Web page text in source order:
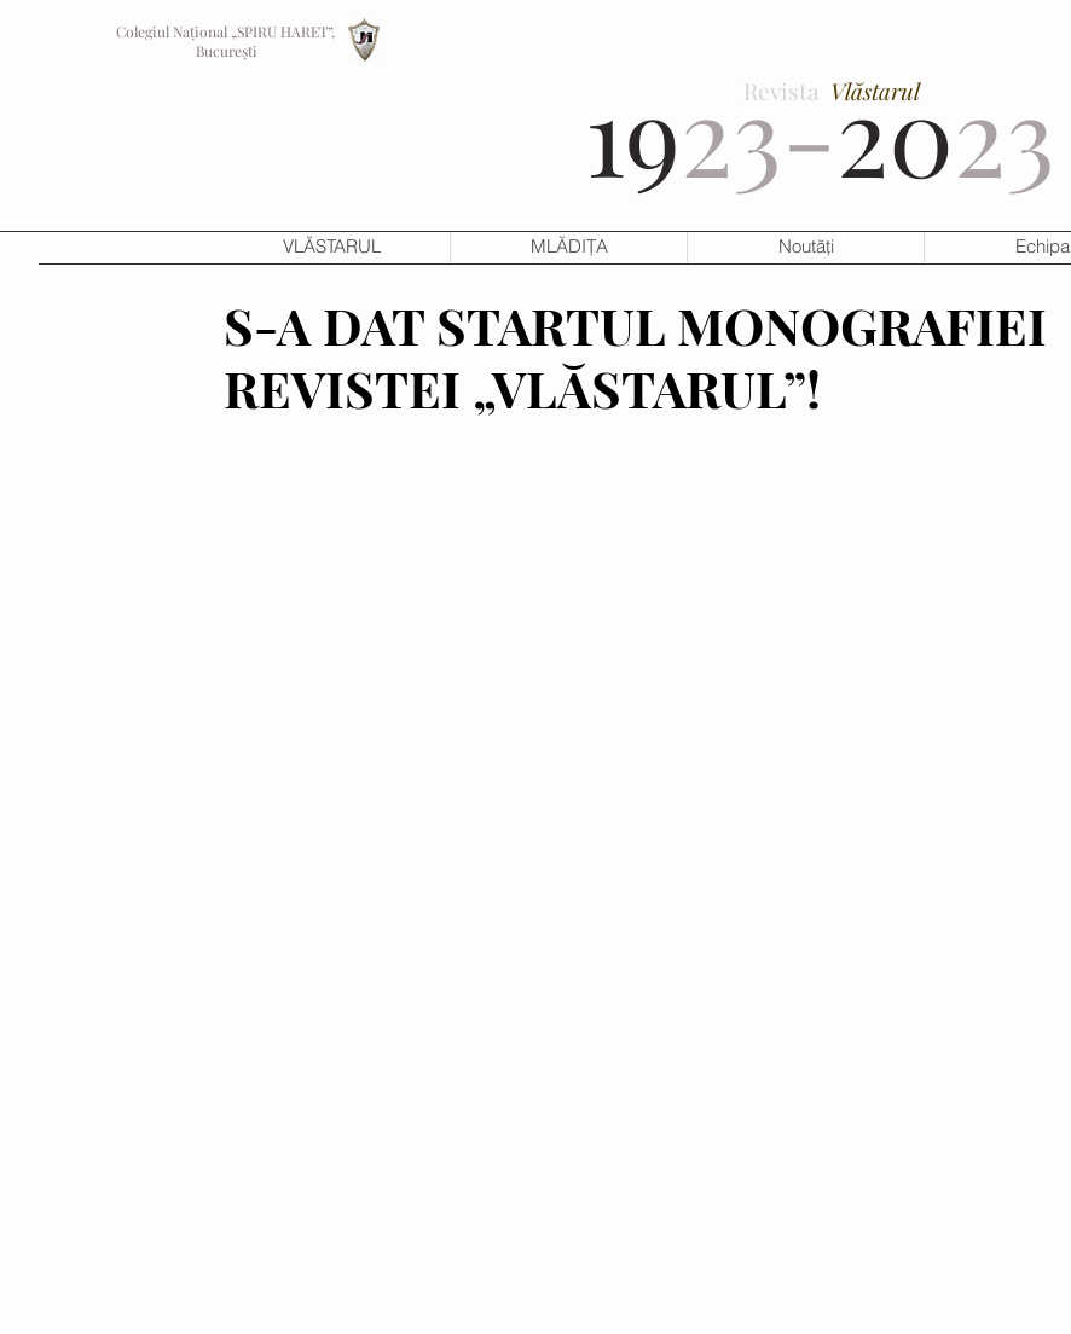
Colegiul Național „SPIRU HARET”,
București
1923-2023
Revista Vlăstarul
VLĂSTARUL MLĂDIȚA Noutăți Echipa
S-A DAT STARTUL MONOGRAFIEI
REVISTEI „VLĂSTARUL”!